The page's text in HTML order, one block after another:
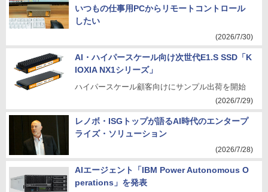
いつもの仕事用PCからリモートコントロール
したい
(2026/7/30)
AI・ハイパースケール向け次世代E1.S SSD「K
IOXIA NX1シリーズ」
ハイパースケール顧客向けにサンプル出荷を開始
(2026/7/29)
レノボ・ISGトップが語るAI時代のエンタープ
ライズ・ソリューション
(2026/7/28)
AIエージェント「IBM Power Autonomous O
perations」を発表